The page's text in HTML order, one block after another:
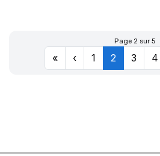
Page 2 sur 5
« ‹ 1 2 3 4